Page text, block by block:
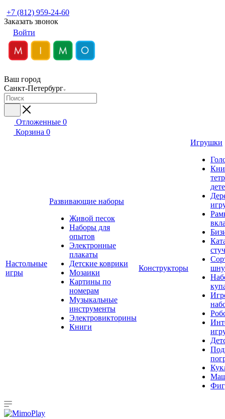
+7 (812) 959-24-60
Заказать звонок
Войти
Ваш город
Санкт-Петербург
Отложенные 0
Корзина 0
Настольные
игры
Развивающие наборы
Живой песок
Наборы для
опытов
Электронные
плакаты
Детские коврики
Мозаики
Картины по
номерам
Музыкальные
инструменты
Электровикторины
Книги
Конструкторы
Игрушки